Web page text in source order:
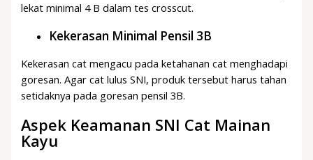
lekat minimal 4 B dalam tes crosscut.
Kekerasan Minimal Pensil 3B
Kekerasan cat mengacu pada ketahanan cat menghadapi
goresan. Agar cat lulus SNI, produk tersebut harus tahan
setidaknya pada goresan pensil 3B.
Aspek Keamanan SNI Cat Mainan
Kayu